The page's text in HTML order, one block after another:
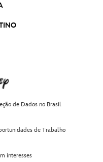
de Dados no Brasil
de Trabalho
interesses